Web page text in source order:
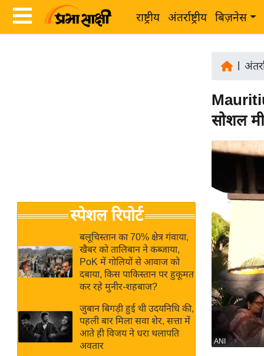
राष्ट्रीय अंतर्राष्ट्रीय बिज़नेस
Breaking
News in
Hindi
Hindi
Videos
जगत
राय
बजट
IPL
2026
स्पेशल रिपोर्ट
बलूचिस्तान का 70% क्षेत्र गंवाया,
खैबर को तालिबान ने कब्जाया,
PoK में गोलियों से आवाज को
दबाया, किस पाकिस्तान पर हुकूमत
कर रहे मुनीर-शहबाज?
जुबान बिगड़ी हुई थी उदयनिधि की,
पहली बार मिला सवा शेर, सत्ता में
आते ही विजय ने धरा थलापति
अवतार
सोशल
ANI